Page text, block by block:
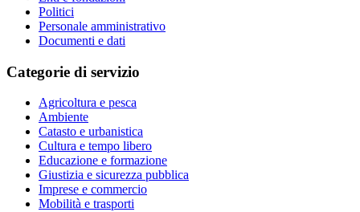
Politici
Personale amministrativo
Documenti e dati
Categorie di servizio
Agricoltura e pesca
Ambiente
Catasto e urbanistica
Cultura e tempo libero
Educazione e formazione
Giustizia e sicurezza pubblica
Imprese e commercio
Mobilità e trasporti